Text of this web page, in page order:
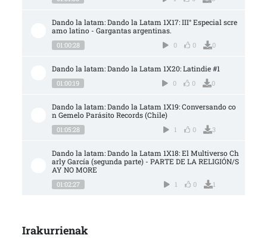
Dando la latam: Dando la Latam 1X17: III° Especial scre
amo latino - Gargantas argentinas.
01:00:28 0 0 0
Dando la latam: Dando la Latam 1X20: Latindie #1
01:00:19 0 0 0
Dando la latam: Dando la Latam 1X19: Conversando co
n Gemelo Parásito Records (Chile)
01:05:28 1 0 3
Dando la latam: Dando la Latam 1X18: El Multiverso Ch
arly García (segunda parte) - PARTE DE LA RELIGIÓN/S
AY NO MORE
01:02:27 1 0 1
Irakurrienak